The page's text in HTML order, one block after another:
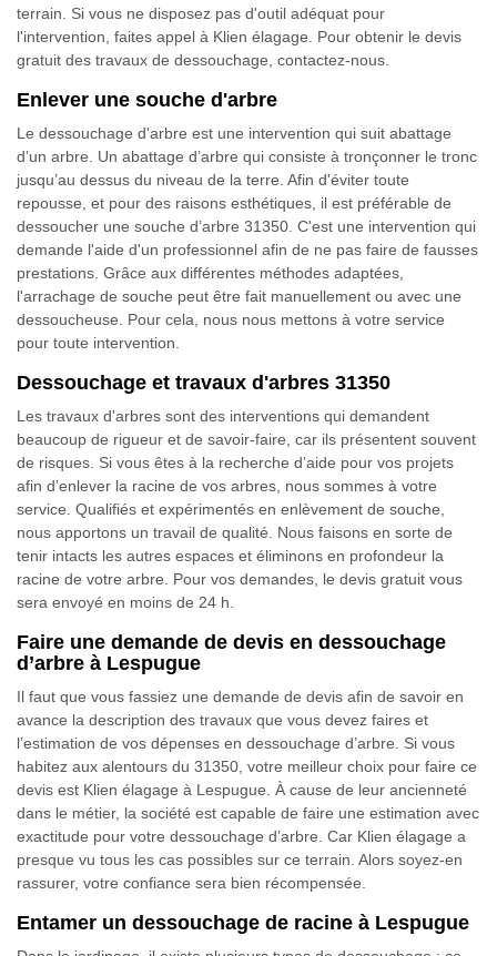
terrain. Si vous ne disposez pas d'outil adéquat pour
l'intervention, faites appel à Klien élagage. Pour obtenir le devis
gratuit des travaux de dessouchage, contactez-nous.
Enlever une souche d'arbre
Le dessouchage d'arbre est une intervention qui suit abattage
d’un arbre. Un abattage d’arbre qui consiste à tronçonner le tronc
jusqu’au dessus du niveau de la terre. Afin d'éviter toute
repousse, et pour des raisons esthétiques, il est préférable de
dessoucher une souche d’arbre 31350. C'est une intervention qui
demande l'aide d'un professionnel afin de ne pas faire de fausses
prestations. Grâce aux différentes méthodes adaptées,
l'arrachage de souche peut être fait manuellement ou avec une
dessoucheuse. Pour cela, nous nous mettons à votre service
pour toute intervention.
Dessouchage et travaux d'arbres 31350
Les travaux d'arbres sont des interventions qui demandent
beaucoup de rigueur et de savoir-faire, car ils présentent souvent
de risques. Si vous êtes à la recherche d’aide pour vos projets
afin d’enlever la racine de vos arbres, nous sommes à votre
service. Qualifiés et expérimentés en enlèvement de souche,
nous apportons un travail de qualité. Nous faisons en sorte de
tenir intacts les autres espaces et éliminons en profondeur la
racine de votre arbre. Pour vos demandes, le devis gratuit vous
sera envoyé en moins de 24 h.
Faire une demande de devis en dessouchage
d’arbre à Lespugue
Il faut que vous fassiez une demande de devis afin de savoir en
avance la description des travaux que vous devez faires et
l’estimation de vos dépenses en dessouchage d’arbre. Si vous
habitez aux alentours du 31350, votre meilleur choix pour faire ce
devis est Klien élagage à Lespugue. À cause de leur ancienneté
dans le métier, la société est capable de faire une estimation avec
exactitude pour votre dessouchage d’arbre. Car Klien élagage a
presque vu tous les cas possibles sur ce terrain. Alors soyez-en
rassurer, votre confiance sera bien récompensée.
Entamer un dessouchage de racine à Lespugue